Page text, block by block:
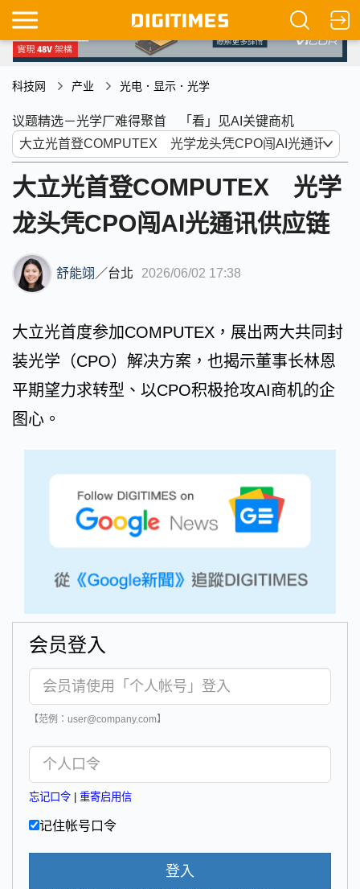
科技网 产业 光电．显示．光学
议题精选－光学厂难得聚首 「看」见AI关键商机
大立光首登COMPUTEX 光学
龙头凭CPO闯AI光通讯供应链
舒能翊 ／台北 2026/06/02 17:38
大立光首度参加COMPUTEX，展出两大共同封
装光学（CPO）解决方案，也揭示董事长林恩
平期望力求转型、以CPO积极抢攻AI商机的企
图心。
会员登入
【范例：user@company.com】
忘记口令 重寄启用信
记住帐号口令
登入